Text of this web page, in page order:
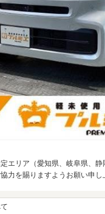
エリア（愛知県、岐阜県、静
力を賜りますようお願い申
頭金
支払回数・金利
支払回数
ローン・支払総額 で計算
の
額 1.1万円
割賦
利息分